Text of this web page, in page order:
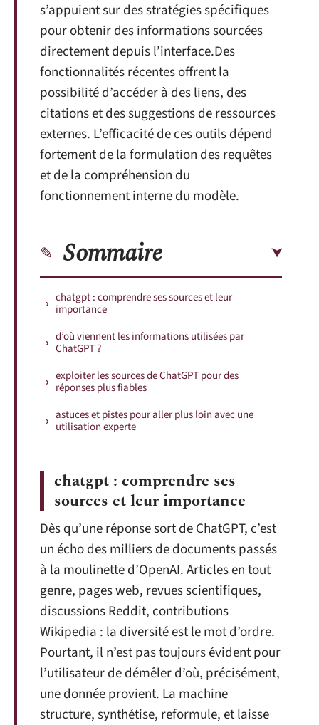
s’appuient sur des stratégies spécifiques
pour obtenir des informations sourcées
directement depuis l’interface.Des
fonctionnalités récentes offrent la
possibilité d’accéder à des liens, des
citations et des suggestions de ressources
externes. L’efficacité de ces outils dépend
fortement de la formulation des requêtes
et de la compréhension du
fonctionnement interne du modèle.
Sommaire
chatgpt : comprendre ses sources et leur
importance
d’où viennent les informations utilisées par
ChatGPT ?
exploiter les sources de ChatGPT pour des
réponses plus fiables
astuces et pistes pour aller plus loin avec une
utilisation experte
chatgpt : comprendre ses
sources et leur importance
Dès qu’une réponse sort de ChatGPT, c’est
un écho des milliers de documents passés
à la moulinette d’OpenAI. Articles en tout
genre, pages web, revues scientifiques,
discussions Reddit, contributions
Wikipedia : la diversité est le mot d’ordre.
Pourtant, il n’est pas toujours évident pour
l’utilisateur de démêler d’où, précisément,
une donnée provient. La machine
structure, synthétise, reformule, et laisse